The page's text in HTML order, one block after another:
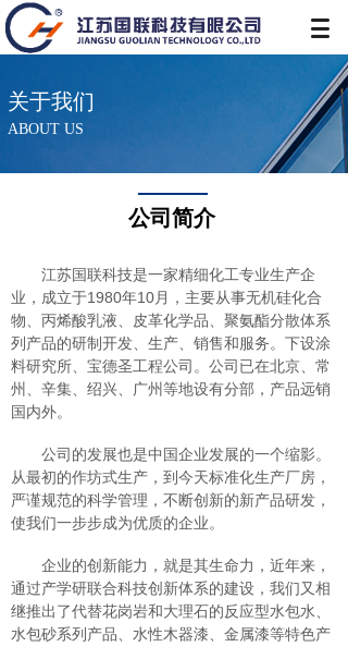
关于我们
ABOUT US
公司简介
江苏国联科技是一家精细化工专业生产企
业，成立于1980年10月，主要从事无机硅化合
物、丙烯酸乳液、皮革化学品、聚氨酯分散体系
列产品的研制开发、生产、销售和服务。下设涂
料研究所、宝德圣工程公司。公司已在北京、常
州、辛集、绍兴、广州等地设有分部，产品远销
国内外。
公司的发展也是中国企业发展的一个缩影。
从最初的作坊式生产，到今天标准化生产厂房，
严谨规范的科学管理，不断创新的新产品研发，
使我们一步步成为优质的企业。
企业的创新能力，就是其生命力，近年来，
通过产学研联合科技创新体系的建设，我们又相
继推出了代替花岗岩和大理石的反应型水包水、
水包砂系列产品、水性木器漆、金属漆等特色产